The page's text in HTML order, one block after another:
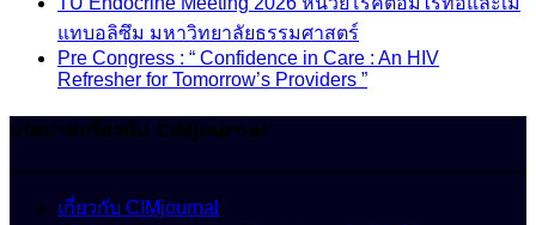
แทบอลิซึม มหาวิทยาลัยธรรมศาสตร์
Pre Congress : “ Confidence in Care : An HIV
Refresher for Tomorrow’s Providers ”
นโยบายเกี่ยวกับ CIMjournal
เกี่ยวกับ CIMjournal